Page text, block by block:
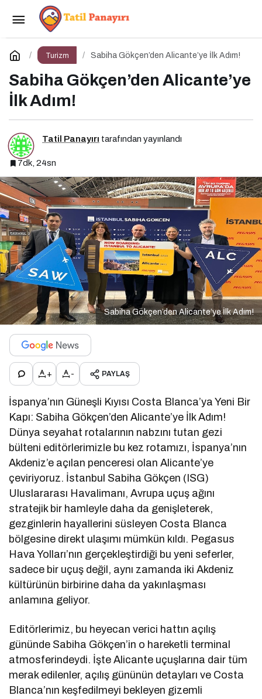
Turizm Sabiha Gökçen’den Alicante’ye İlk Adım!
Sabiha Gökçen’den Alicante’ye
İlk Adım!
Tatil Panayırı tarafından yayınlandı
7dk, 24sn
Sabiha Gökçen’den Alicante’ye İlk Adım!
+ - PAYLAŞ
İspanya’nın Güneşli Kıyısı Costa Blanca’ya Yeni Bir
Kapı: Sabiha Gökçen’den Alicante’ye İlk Adım!
Dünya seyahat rotalarının nabzını tutan gezi
bülteni editörlerimizle bu kez rotamızı, İspanya’nın
Akdeniz’e açılan penceresi olan Alicante’ye
çeviriyoruz. İstanbul Sabiha Gökçen (ISG)
Uluslararası Havalimanı, Avrupa uçuş ağını
stratejik bir hamleyle daha da genişleterek,
gezginlerin hayallerini süsleyen Costa Blanca
bölgesine direkt ulaşımı mümkün kıldı. Pegasus
Hava Yolları’nın gerçekleştirdiği bu yeni seferler,
sadece bir uçuş değil, aynı zamanda iki Akdeniz
kültürünün birbirine daha da yakınlaşması
anlamına geliyor.
Editörlerimiz, bu heyecan verici hattın açılış
gününde Sabiha Gökçen’in o hareketli terminal
atmosferindeydi. İşte Alicante uçuşlarına dair tüm
merak edilenler, açılış gününün detayları ve Costa
Blanca’nın keşfedilmeyi bekleyen gizemli
Münih’in Premium Dokusundan Mısır’ın Tarihi
Derinliğine
Yorum Yap